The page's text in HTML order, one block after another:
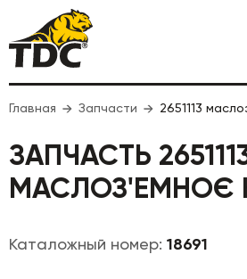
Главная Запчасти 2651113
ЗАПЧАСТЬ
МАСЛОЗ'ЕМНОЄ
Каталожный номер: 18691